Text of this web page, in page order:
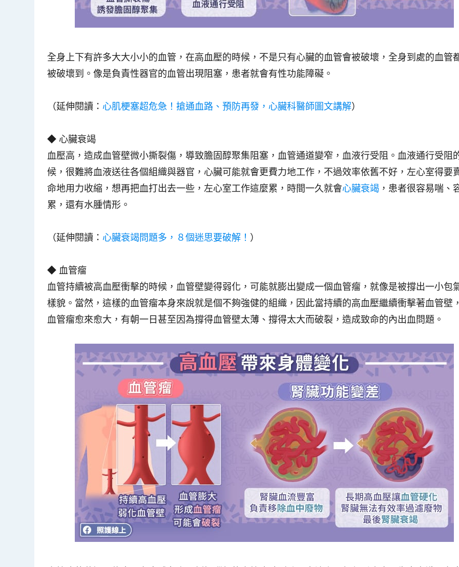
全身上下有許多大大小小的血管，在高血壓的時候，不是只有心臟的血管會被破壞，全身到處的血管
被破壞到。像是負責性器官的血管出現阻塞，患者就會有性功能障礙。
（延伸閱讀： 心肌梗塞超危急！搶通血路、預防再發，心臟科醫師圖文講解）
◆ 心臟衰竭
血壓高，造成血管壁微小撕裂傷，導致膽固醇聚集阻塞，血管通道變窄，血液行受阻。血液通行受阻
候，很難將血液送往各個組織與器官，心臟可能就會更費力地工作，不過效率依舊不好，左心室得要
命地用力收縮，想再把血打出去一些，左心室工作這麼累，時間一久就會心臟衰竭 ，患者很容易喘、
累，還有水腫情形。
（延伸閱讀： 心臟衰竭問題多，８個迷思要破解！ ）
◆ 血管瘤
血管持續被高血壓衝擊的時候，血管壁變得弱化，可能就膨出變成一個血管瘤，就像是被撐出一小包
樣貌。當然，這樣的血管瘤本身來說就是個不夠強健的組織，因此當持續的高血壓繼續衝擊著血管壁
血管瘤愈來愈大，有朝一日甚至因為撐得血管壁太薄、撐得太大而破裂，造成致命的內出血問題。